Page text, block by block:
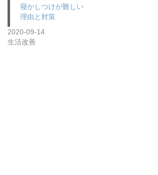
寝かしつけが難しい
理由と対策
2020-09-14
生活改善